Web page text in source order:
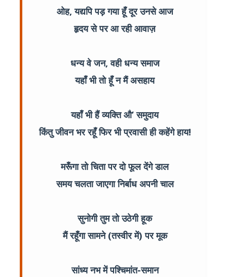
ओह, यद्यपि पड़ गया हूँ दूर उनसे आज
हृदय से पर आ रही आवाज़
धन्य वे जन, वही धन्य समाज
यहाँ भी तो हूँ न मैं असहाय
यहाँ भी हैं व्यक्ति औ’ समुदाय
किंतु जीवन भर रहूँ फिर भी प्रवासी ही कहेंगे हाय!
मरूँगा तो चिता पर दो फूल देंगे डाल
समय चलता जाएगा निर्बाध अपनी चाल
सुनोगी तुम तो उठेगी हूक
मैं रहूँगा सामने (तस्वीर में) पर मूक
सांध्य नभ में पश्चिमांत-समान